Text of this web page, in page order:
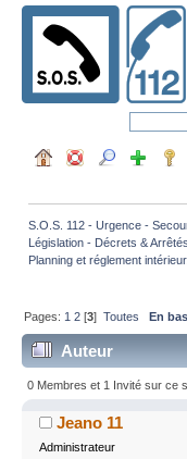
S.O.S. 112 - Urgence -
Législation - Décrets &
Planning et réglement intérieur.
Pages: 1 2 [3]Toutes En bas
Auteur
réglement intérieur.
0 Membres et 1 Invité sur ce
Jeano 11
Administrateur